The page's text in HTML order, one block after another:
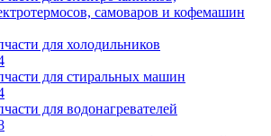
самоваров и кофемашин
для холодильников
для стиральных машин
для водонагревателей